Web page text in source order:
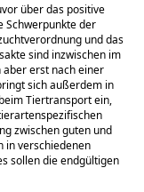
über das positive
Schwerpunkte der
und das
sind inzwischen im
erst nach einer
sich außerdem in
Tiertransport ein,
zwischen guten und
in verschiedenen
sollen die endgültigen